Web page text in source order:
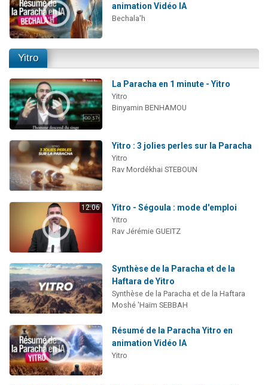
animation Vidéo IA
Bechala'h
Yitro
La Paracha en 1 minute - Yitro
Yitro
Binyamin BENHAMOU
Yitro : 3 jolies perles sur la Paracha
Yitro
Rav Mordékhai STEBOUN
12:06 Yitro - Ségoula : mode d'emploi
Yitro
Rav Jérémie GUEITZ
Synthèse de la Paracha et de la
Haftara de Yitro
Synthèse de la Paracha et de la Haftara
Moshé 'Haïm SEBBAH
Résumé de la Paracha Yitro en
animation Vidéo IA
Yitro